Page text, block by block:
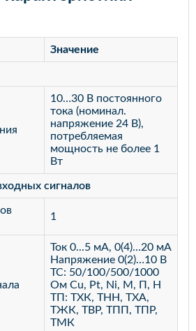
Значение
10…30 В постоянного
тока (номинал.
напряжение 24 В),
потребляемая
мощность не более 1
Вт
сигналов
1
Ток 0...5 мА, 0(4)…20 мА
Напряжение 0(2)…10 В
ТС: 50/100/500/1000
Ом Cu, Pt, Ni, М, П, Н
ТП: ТХК, ТНН, ТХА,
ТЖК, ТВР, ТПП, ТПР,
ТМК